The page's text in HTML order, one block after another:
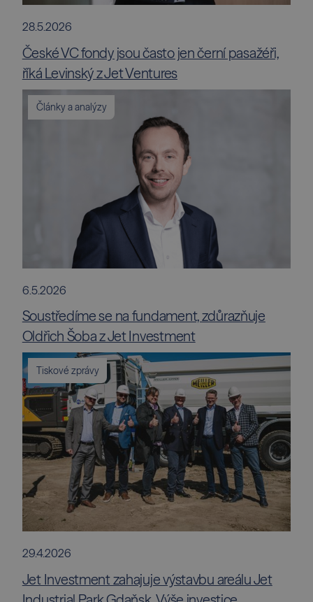
28.5.2026
České VC fondy jsou často jen černí pasažéři,
říká Levinský z Jet Ventures
Články a analýzy
6.5.2026
Soustředíme se na fundament, zdůrazňuje
Oldřich Šoba z Jet Investment
Tiskové zprávy
29.4.2026
Jet Investment zahajuje výstavbu areálu Jet